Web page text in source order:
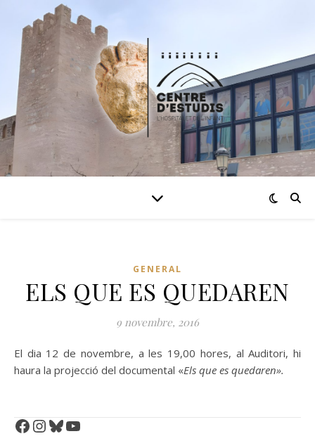
GENERAL
ELS QUE ES QUEDAREN
9 novembre, 2016
El dia 12 de novembre, a les 19,00 hores, al Auditori, hi
haura la projecció del documental «Els que es quedaren».
Facebook
Instagram
BlueskyYouTube